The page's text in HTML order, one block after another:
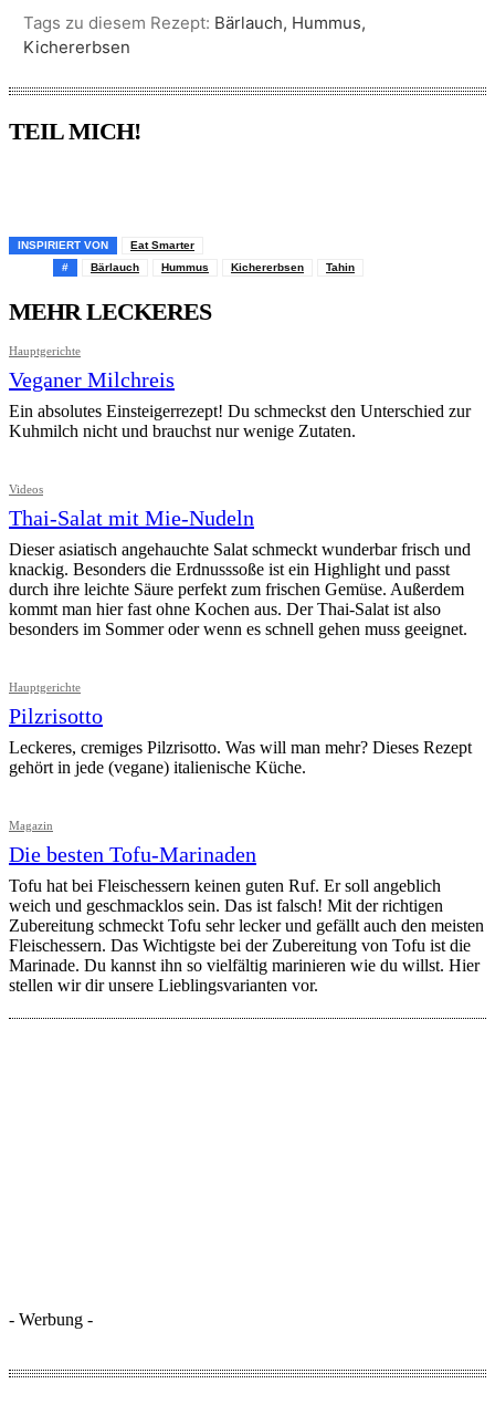
Tags zu diesem Rezept: Bärlauch, Hummus,
Kichererbsen
TEIL MICH!
INSPIRIERT VON
Eat Smarter
#
Bärlauch Hummus Kichererbsen Tahin
MEHR LECKERES
Hauptgerichte
Veganer Milchreis
Ein absolutes Einsteigerrezept! Du schmeckst den Unterschied zur
Kuhmilch nicht und brauchst nur wenige Zutaten.
Videos
Thai-Salat mit Mie-Nudeln
Dieser asiatisch angehauchte Salat schmeckt wunderbar frisch und
knackig. Besonders die Erdnusssoße ist ein Highlight und passt
durch ihre leichte Säure perfekt zum frischen Gemüse. Außerdem
kommt man hier fast ohne Kochen aus. Der Thai-Salat ist also
besonders im Sommer oder wenn es schnell gehen muss geeignet.
Hauptgerichte
Pilzrisotto
Leckeres, cremiges Pilzrisotto. Was will man mehr? Dieses Rezept
gehört in jede (vegane) italienische Küche.
Magazin
Die besten Tofu-Marinaden
Tofu hat bei Fleischessern keinen guten Ruf. Er soll angeblich
weich und geschmacklos sein. Das ist falsch! Mit der richtigen
Zubereitung schmeckt Tofu sehr lecker und gefällt auch den meisten
Fleischessern. Das Wichtigste bei der Zubereitung von Tofu ist die
Marinade. Du kannst ihn so vielfältig marinieren wie du willst. Hier
stellen wir dir unsere Lieblingsvarianten vor.
- Werbung -